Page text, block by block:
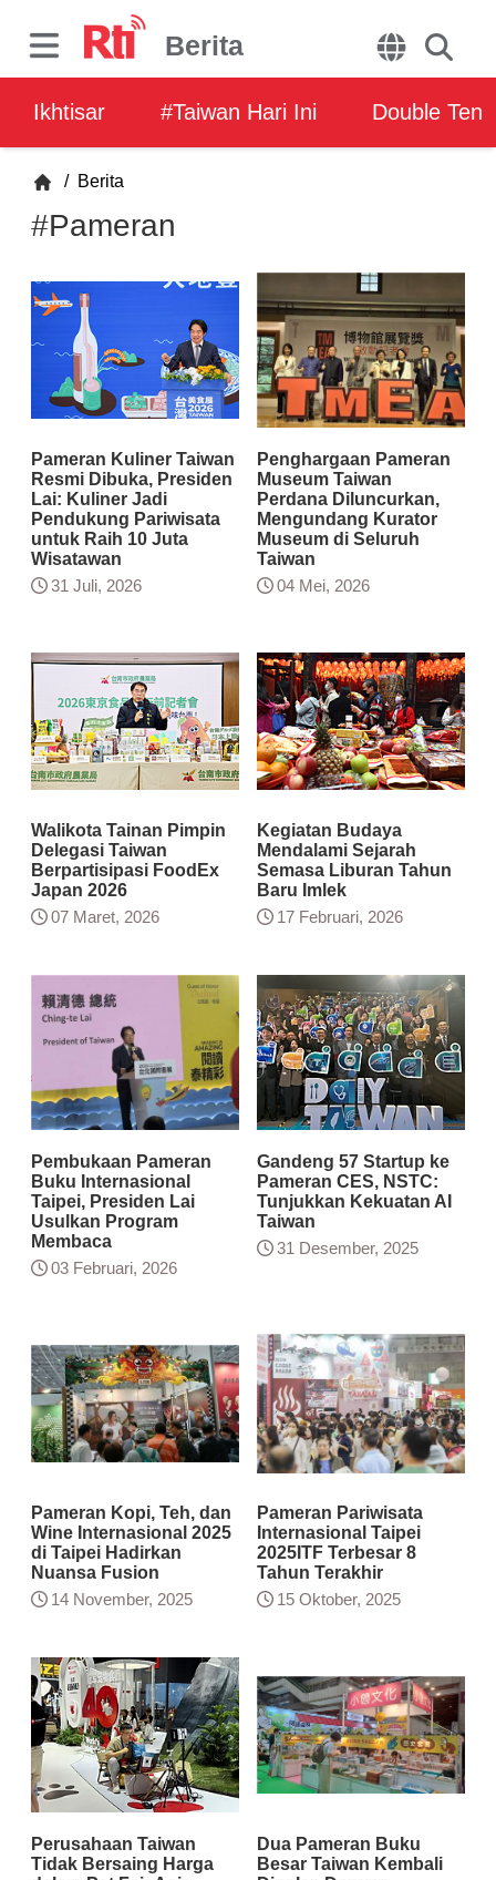
Berita
Ikhtisar #Taiwan Hari Ini Double Ten
/ Berita
#Pameran
Pameran Kuliner Taiwan
Resmi Dibuka, Presiden
Lai: Kuliner Jadi
Pendukung Pariwisata
untuk Raih 10 Juta
Wisatawan
31 Juli, 2026
Penghargaan Pameran
Museum Taiwan
Perdana Diluncurkan,
Mengundang Kurator
Museum di Seluruh
Taiwan
04 Mei, 2026
Walikota Tainan Pimpin
Delegasi Taiwan
Berpartisipasi FoodEx
Japan 2026
07 Maret, 2026
Kegiatan Budaya
Mendalami Sejarah
Semasa Liburan Tahun
Baru Imlek
17 Februari, 2026
Pembukaan Pameran
Buku Internasional
Taipei, Presiden Lai
Usulkan Program
Membaca
03 Februari, 2026
Gandeng 57 Startup ke
Pameran CES, NSTC:
Tunjukkan Kekuatan AI
Taiwan
31 Desember, 2025
Pameran Kopi, Teh, dan
Wine Internasional 2025
di Taipei Hadirkan
Nuansa Fusion
14 November, 2025
Pameran Pariwisata
Internasional Taipei
2025ITF Terbesar 8
Tahun Terakhir
15 Oktober, 2025
Perusahaan Taiwan
Tidak Bersaing Harga
Dua Pameran Buku
Besar Taiwan Kembali